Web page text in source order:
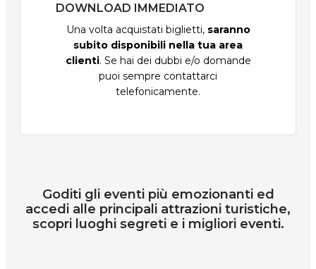
DOWNLOAD IMMEDIATO
Una volta acquistati biglietti, saranno
subito disponibili nella tua area
clienti. Se hai dei dubbi e/o domande
puoi sempre contattarci
telefonicamente.
Goditi gli eventi più emozionanti ed
accedi alle principali attrazioni turistiche,
scopri luoghi segreti e i migliori eventi.